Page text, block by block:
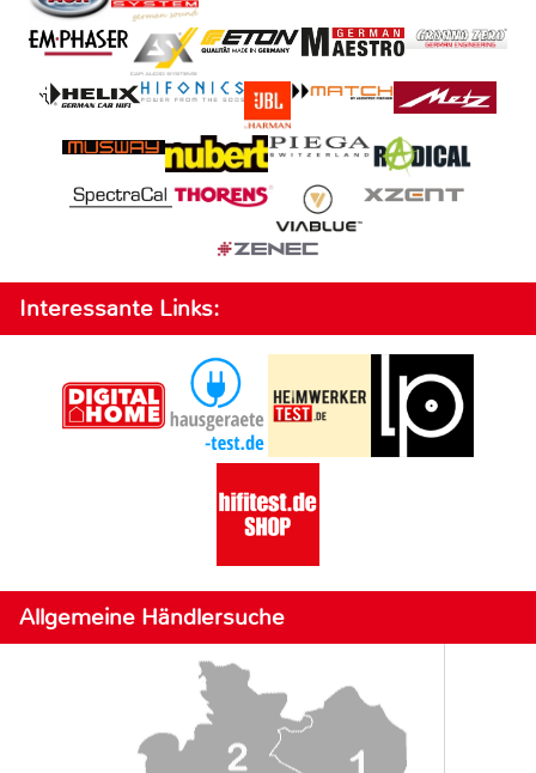
Interessante Links:
Allgemeine Händlersuche